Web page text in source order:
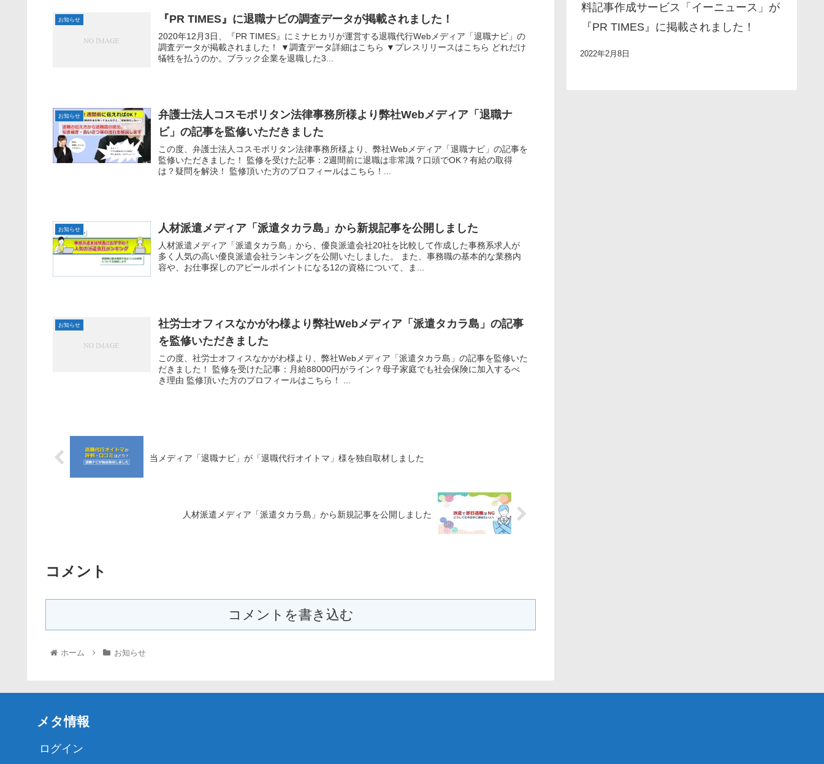
お知らせ 『PR TIMES』に退職ナビの調査データが掲載されました！
2020年12月3日、『PR TIMES』にミナヒカリが運営する退職代行Webメディア「退職ナビ」の
調査データが掲載されました！ ▼調査データ詳細はこちら ▼プレスリリースはこちら どれだけ
犠牲を払うのか。ブラック企業を退職した3...
お知らせ
弁護士法人コスモポリタン法律事務所様より弊社Webメディア「退職ナ
ビ」の記事を監修いただきました
この度、弁護士法人コスモポリタン法律事務所様より、弊社Webメディア「退職ナビ」の記事を
監修いただきました！ 監修を受けた記事：2週間前に退職は非常識？口頭でOK？有給の取得
は？疑問を解決！ 監修頂いた方のプロフィールはこちら！...
お知らせ 人材派遣メディア「派遣タカラ島」から新規記事を公開しました
人材派遣メディア「派遣タカラ島」から、優良派遣会社20社を比較して作成した事務系求人が
多く人気の高い優良派遣会社ランキングを公開いたしました。 また、事務職の基本的な業務内
容や、お仕事探しのアピールポイントになる12の資格について、ま...
お知らせ
社労士オフィスなかがわ様より弊社Webメディア「派遣タカラ島」の記事
を監修いただきました
この度、社労士オフィスなかがわ様より、弊社Webメディア「派遣タカラ島」の記事を監修いた
だきました！ 監修を受けた記事：月給88000円がライン？母子家庭でも社会保険に加入するべ
き理由 監修頂いた方のプロフィールはこちら！ ...
当メディア「退職ナビ」が「退職代行オイトマ」様を独自取材しました
人材派遣メディア「派遣タカラ島」から新規記事を公開しました
コメント
コメントを書き込む
ホーム お知らせ
料記事作成サービス「イーニュース」が
『PR TIMES』に掲載されました！
2022年2月8日
メタ情報
ログイン